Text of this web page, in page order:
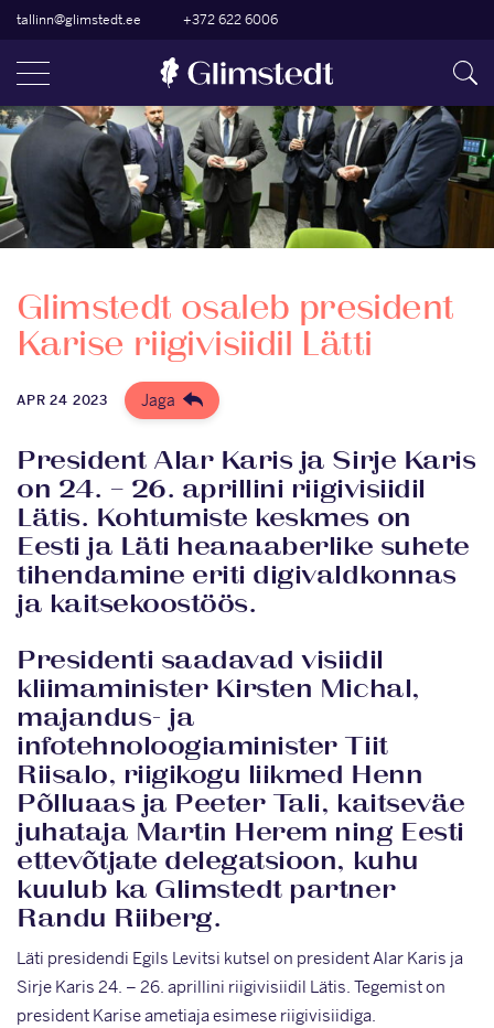
tallinn@glimstedt.ee +372 622 6006
Glimstedt osaleb president
Karise riigivisiidil Lätti
APR 24 2023 Jaga
President Alar Karis ja Sirje Karis
on 24. – 26. aprillini riigivisiidil
Lätis. Kohtumiste keskmes on
Eesti ja Läti heanaaberlike suhete
tihendamine eriti digivaldkonnas
ja kaitsekoostöös.
Presidenti saadavad visiidil
kliimaminister Kirsten Michal,
majandus- ja
infotehnoloogiaminister Tiit
Riisalo, riigikogu liikmed Henn
Põlluaas ja Peeter Tali, kaitseväe
juhataja Martin Herem ning Eesti
ettevõtjate delegatsioon, kuhu
kuulub ka Glimstedt partner
Randu Riiberg.
Läti presidendi Egils Levitsi kutsel on president Alar Karis ja
Sirje Karis 24. – 26. aprillini riigivisiidil Lätis. Tegemist on
president Karise ametiaja esimese riigivisiidiga.